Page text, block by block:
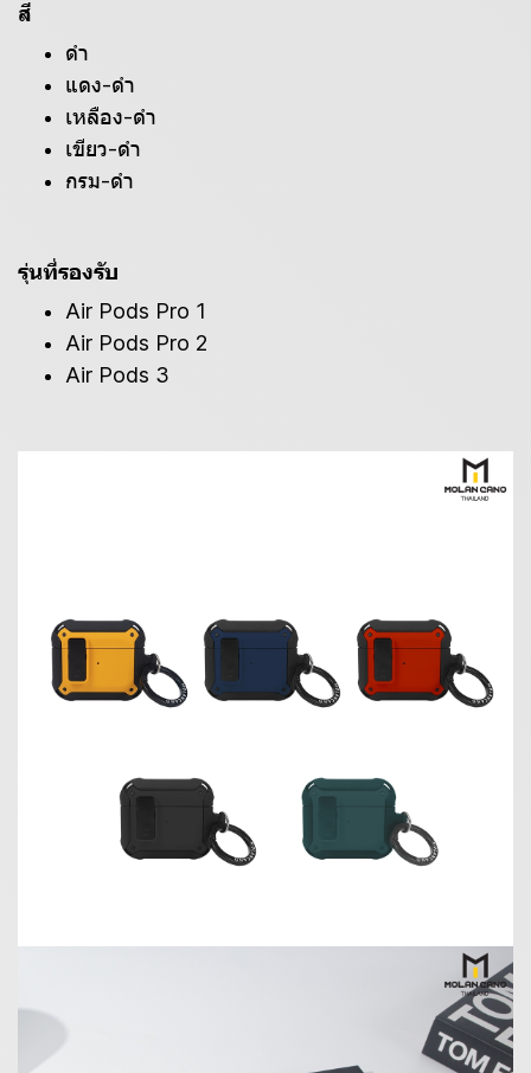
สี
ดำ
แดง-ดำ
เหลือง-ดำ
เขียว-ดำ
กรม-ดำ
รุ่นที่รองรับ
Air Pods Pro 1
Air Pods Pro 2
Air Pods 3